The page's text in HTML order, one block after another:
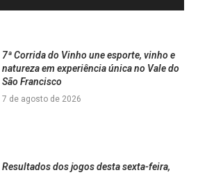
7ª Corrida do Vinho une esporte, vinho e
natureza em experiência única no Vale do
São Francisco
7 de agosto de 2026
Resultados dos jogos desta sexta-feira,